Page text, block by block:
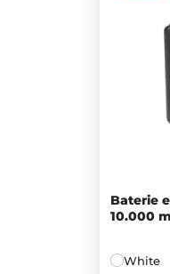
Baterie
10.000
White